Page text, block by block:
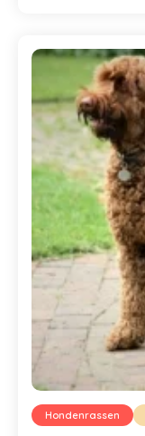
Hondenrassen